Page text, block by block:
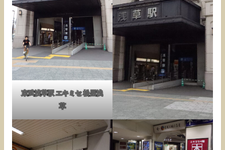
東武浅草駅 エキミセ 松屋浅
草